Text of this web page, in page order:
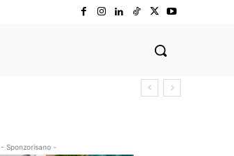
- Sponzorisano -